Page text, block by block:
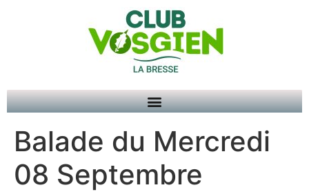
Balade du Mercredi
08 Septembre